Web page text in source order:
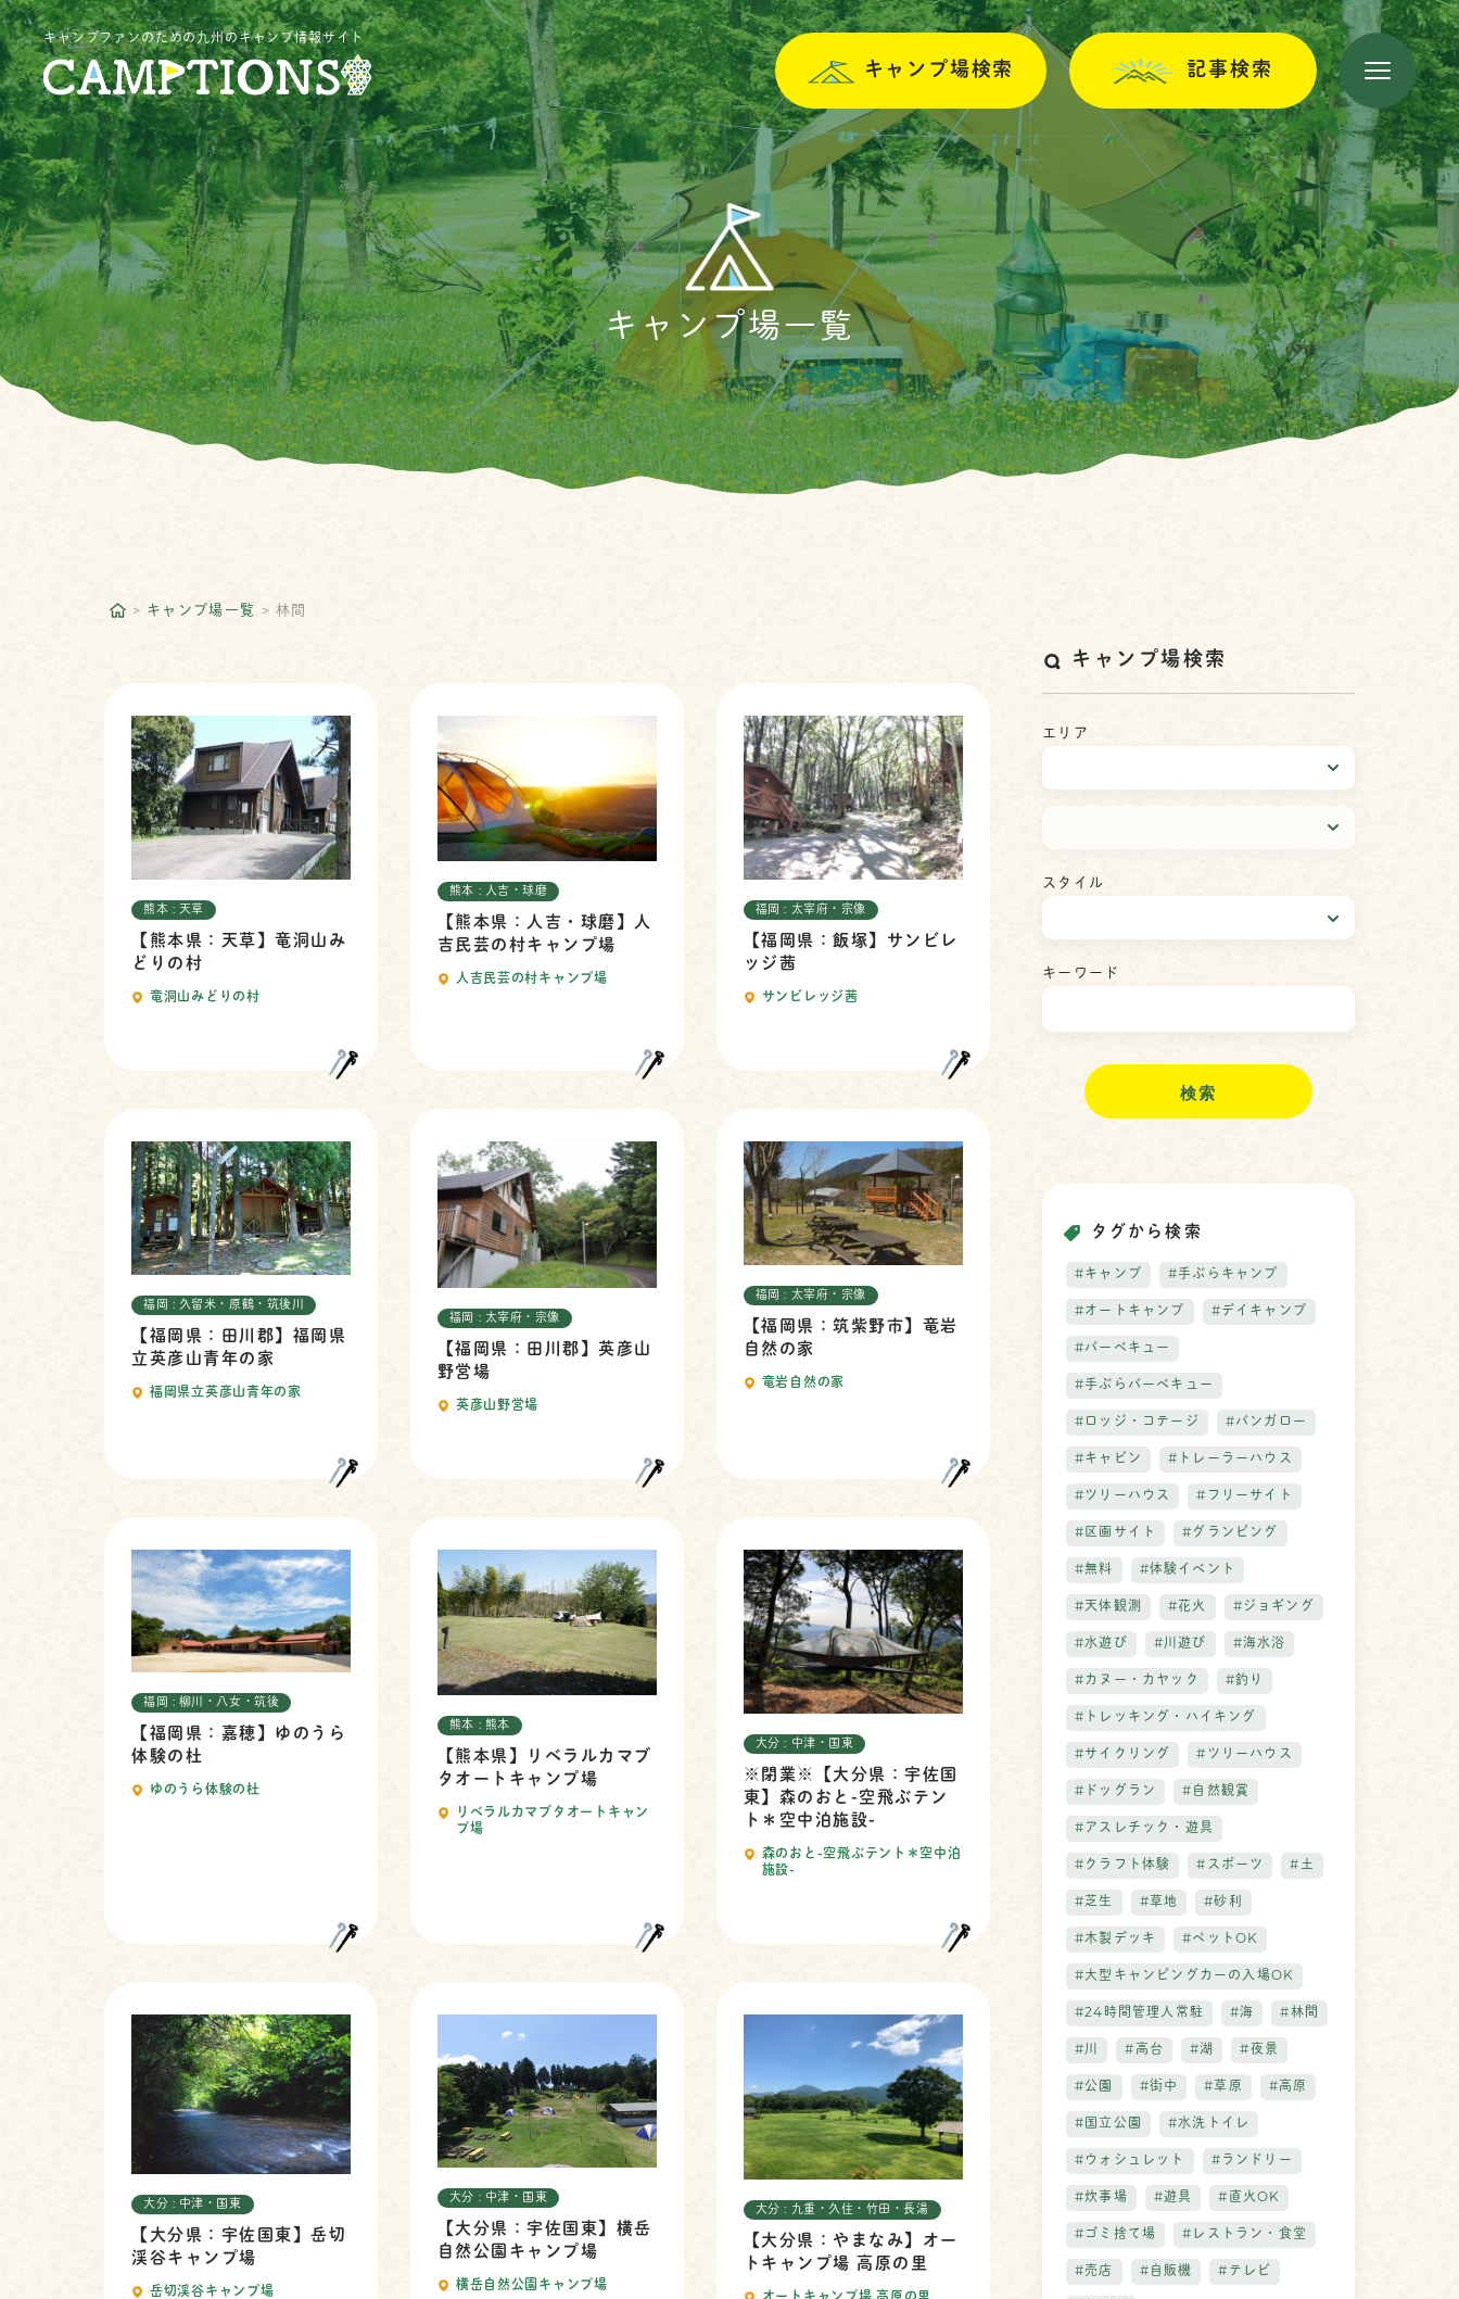
キャンプファンのための九州のキャンプ情報サイト
キャンプ場検索 記事検索
キャンプ場一覧
キャンプ場一覧 林間
熊本 : 天草
【熊本県：天草】竜洞山み
どりの村
竜洞山みどりの村
熊本 : 人吉・球磨
【熊本県：人吉・球磨】人
吉民芸の村キャンプ場
人吉民芸の村キャンプ場
福岡 : 太宰府・宗像
【福岡県：飯塚】サンビレ
ッジ茜
サンビレッジ茜
福岡 : 久留米・原鶴・筑後川
【福岡県：田川郡】福岡県
立英彦山青年の家
福岡県立英彦山青年の家
福岡 : 太宰府・宗像
【福岡県：田川郡】英彦山
野営場
英彦山野営場
福岡 : 太宰府・宗像
【福岡県：筑紫野市】竜岩
自然の家
竜岩自然の家
福岡 : 柳川・八女・筑後
【福岡県：嘉穂】ゆのうら
体験の杜
ゆのうら体験の杜
熊本 : 熊本
【熊本県】リベラルカマブ
タオートキャンプ場
リベラルカマブタオートキャン
プ場
大分 : 中津・国東
※閉業※【大分県：宇佐国
東】森のおと-空飛ぶテン
ト＊空中泊施設-
森のおと-空飛ぶテント＊空中泊
施設-
大分 : 中津・国東
【大分県：宇佐国東】岳切
渓谷キャンプ場
岳切渓谷キャンプ場
大分 : 中津・国東
【大分県：宇佐国東】横岳
自然公園キャンプ場
横岳自然公園キャンプ場
大分 : 九重・久住・竹田・長湯
【大分県：やまなみ】オー
トキャンプ場 高原の里
キャンプ場検索
エリア
スタイル
キーワード
検
タグから検索
#キャンプ #手ぶらキャンプ
#オートキャンプ #デイキャンプ
#バーベキュー
#手ぶらバーベキュー
#ロッジ・コテージ #バンガロー
#キャビン #トレーラーハウス
#ツリーハウス #フリーサイト
#区画サイト #グランピング
#無料 #体験イベント
#天体観測 #花火 #ジョギング
#水遊び #川遊び #海水浴
#カヌー・カヤック #釣り
#トレッキング・ハイキング
#サイクリング #ツリーハウス
#ドッグラン #自然観賞
#アスレチック・遊具
#クラフト体験 #スポーツ #土
#芝生 #草地 #砂利
#木製デッキ #ペットOK
#大型キャンピングカーの入場OK
#24時間管理人常駐 #海 #林間
#川 #高台 #湖 #夜景
#公園 #街中 #草原 #高原
#国立公園 #水洗トイレ
#ウォシュレット #ランドリー
#炊事場 #遊具 #直火OK
#ゴミ捨て場 #レストラン・食堂
#売店 #自販機 #テレビ